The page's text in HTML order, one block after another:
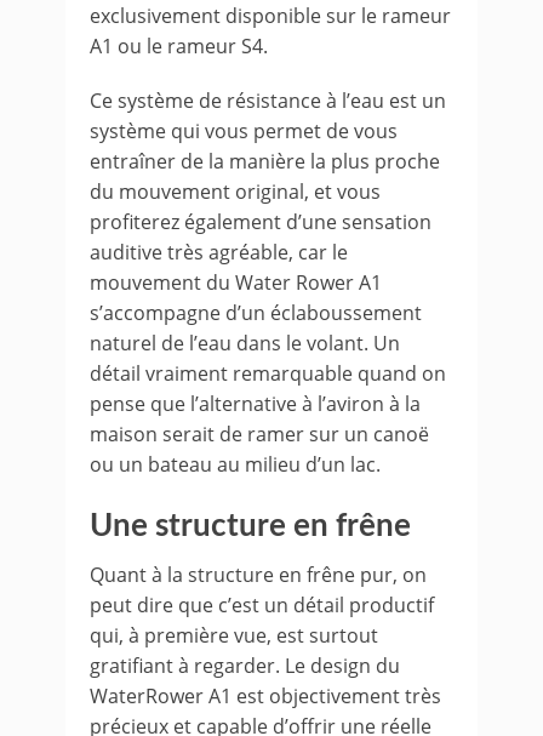
exclusivement disponible sur le rameur
A1 ou le rameur S4.
Ce système de résistance à l’eau est un
système qui vous permet de vous
entraîner de la manière la plus proche
du mouvement original, et vous
profiterez également d’une sensation
auditive très agréable, car le
mouvement du Water Rower A1
s’accompagne d’un éclaboussement
naturel de l’eau dans le volant. Un
détail vraiment remarquable quand on
pense que l’alternative à l’aviron à la
maison serait de ramer sur un canoë
ou un bateau au milieu d’un lac.
Une structure en frêne
Quant à la structure en frêne pur, on
peut dire que c’est un détail productif
qui, à première vue, est surtout
gratifiant à regarder. Le design du
WaterRower A1 est objectivement très
précieux et capable d’offrir une réelle